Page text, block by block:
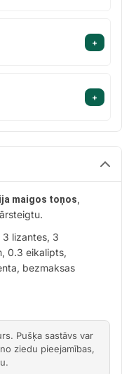
+
+
maigos toņos,
3 lizantes, 3
0.3 eikalipts,
bezmaksas
Pušķa sastāvs var
ziedu pieejamības,